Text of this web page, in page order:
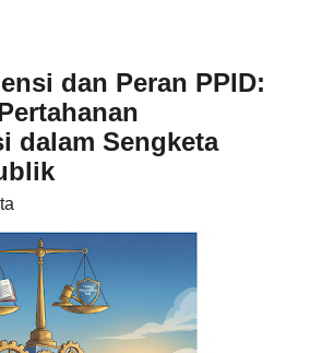
dan Peran PPID:
dalam Sengketa